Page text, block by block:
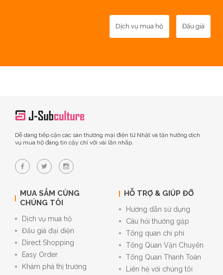
Dịch vụ mua hộ Đấu giá
Dễ dàng tiếp cận các sàn thương mại điện tử Nhật và tận hưởng dịch
vụ mua hộ đáng tin cậy chỉ với vài lần nhấp.
MUA SẮM CÙNG
CHÚNG TÔI
Dịch vụ mua hộ
Đấu giá đại diện
Direct Shopping
Easy Order
Khám phá thị trường
HỖ TRỢ & GIÚP ĐỠ
Hướng dẫn sử dụng
Câu hỏi thường gặp
Tổng quan chi phí
Tổng Quan Vận Chuyển
Tổng Quan Thanh Toán
Liên hệ với chúng tôi